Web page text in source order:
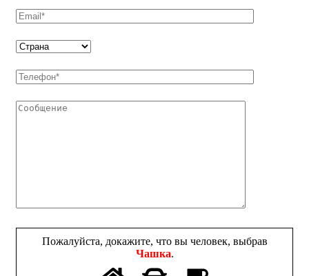
Пожалуйста, докажите, что вы человек, выбрав
Чашка.